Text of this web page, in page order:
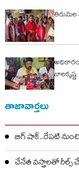
బాలకృష్ణ
తాజావార్తలు
బిగ్ షాక్..రేపటి నుంచి
చేనేత వస్త్రాలతో